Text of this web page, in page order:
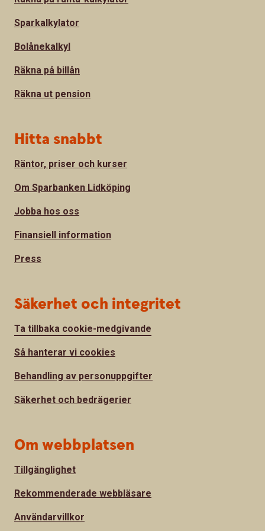
Sparkalkylator
Bolånekalkyl
Räkna på billån
Räkna ut pension
Hitta snabbt
Räntor, priser och kurser
Om Sparbanken Lidköping
Jobba hos oss
Finansiell information
Press
Säkerhet och integritet
Ta tillbaka cookie-medgivande
Så hanterar vi cookies
Behandling av personuppgifter
Säkerhet och bedrägerier
Om webbplatsen
Tillgänglighet
Rekommenderade webbläsare
Användarvillkor